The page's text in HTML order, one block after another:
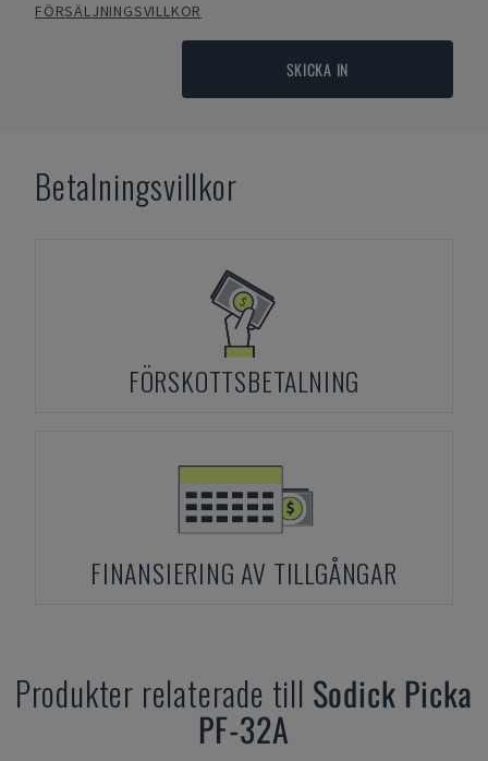
FÖRSÄLJNINGSVILLKOR
SKICKA IN
Betalningsvillkor
FÖRSKOTTSBETALNING
FINANSIERING AV TILLGÅNGAR
Produkter relaterade till Sodick Picka
PF-32A